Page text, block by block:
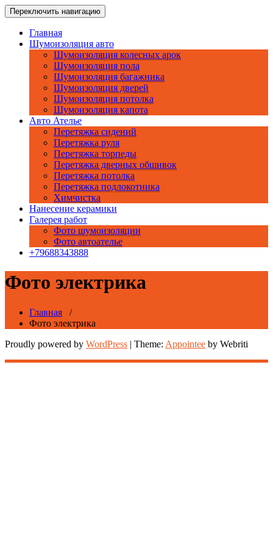
Перейти
к
содержимому
www.car-akademia.ru
Тюнинг Ателье автомобилей
Переключить навигацию
Главная
Шумоизоляция авто
Шумоизоляция колесных арок
Шумоизоляция пола
Шумоизоляция багажника
Шумоизоляция дверей
Шумоизоляция потолка
Шумоизоляция капота
Авто Ателье
Перетяжка сидений
Перетяжка руля
Перетяжка торпеды
Перетяжка дверных обшивок
Перетяжка потолка
Перетяжка подлокотника
Химчистка
Нанесение керамики
Галерея работ
Фото шумоизоляции
Фото автоателье
+79688343888
Фото электрика
Главная /
Фото электрика
Proudly powered by WordPress | Theme: Appointee by Webriti